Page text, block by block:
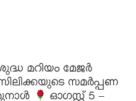
മറിയം മേജർ
സമർപ്പണ